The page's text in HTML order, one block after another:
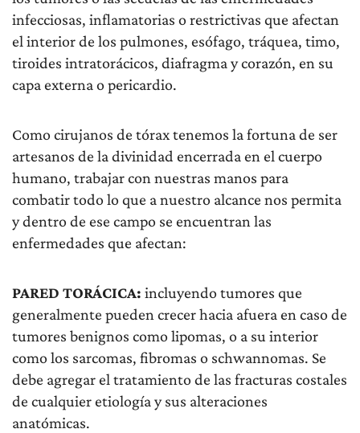
infecciosas, inflamatorias o restrictivas que afectan
el interior de los pulmones, esófago, tráquea, timo,
tiroides intratorácicos, diafragma y corazón, en su
capa externa o pericardio.
Como cirujanos de tórax tenemos la fortuna de ser
artesanos de la divinidad encerrada en el cuerpo
humano, trabajar con nuestras manos para
combatir todo lo que a nuestro alcance nos permita
y dentro de ese campo se encuentran las
enfermedades que afectan:
PARED TORÁCICA: incluyendo tumores que
generalmente pueden crecer hacia afuera en caso de
tumores benignos como lipomas, o a su interior
como los sarcomas, fibromas o schwannomas. Se
debe agregar el tratamiento de las fracturas costales
de cualquier etiología y sus alteraciones
anatómicas.